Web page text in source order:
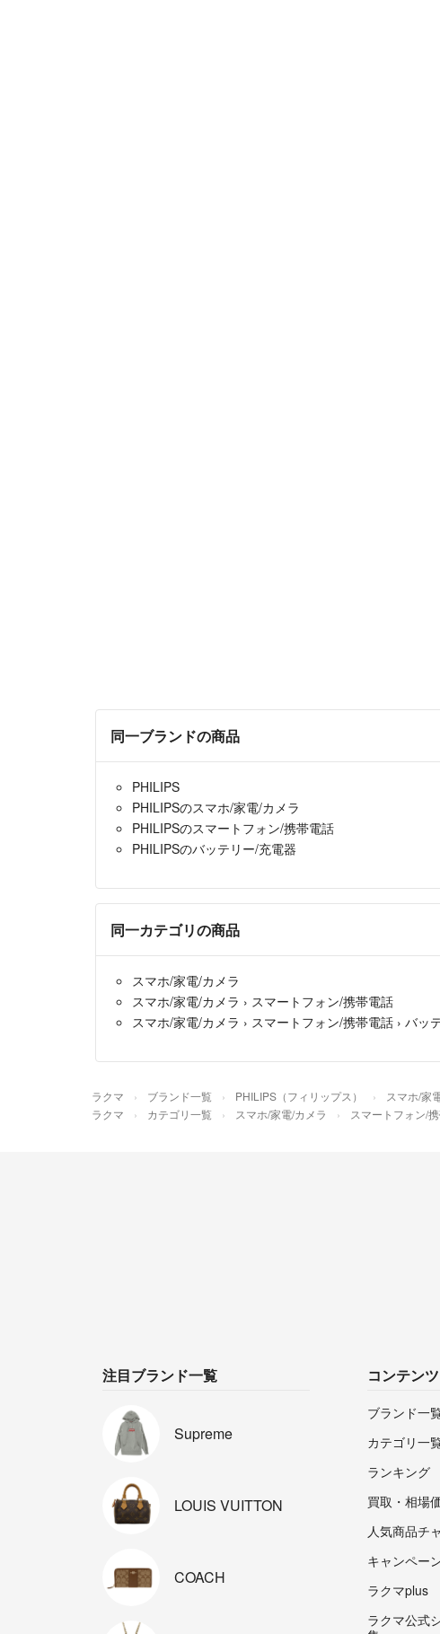
同一ブランドの商品
PHILIPS
PHILIPSのスマホ/家電/カメラ
PHILIPSのスマートフォン/携帯電話
PHILIPSのバッテリー/充電器
同一カテゴリの商品
スマホ/家電/カメラ
スマホ/家電/カメラ › スマートフォン/携帯電話
スマホ/家電/カメラ › スマートフォン/携帯電話 › バッ
ラクマ ブランド一覧 PHILIPS（フィリップス） スマホ/家
ラクマ カテゴリ一覧 スマホ/家電/カメラ スマートフォン/
注目ブランド一覧
Supreme
LOUIS VUITTON
COACH
コンテンツ
ブランド一
カテゴリ一
ランキング
買取・相場
人気商品チ
キャンペー
ラクマplus
ラクマ公式